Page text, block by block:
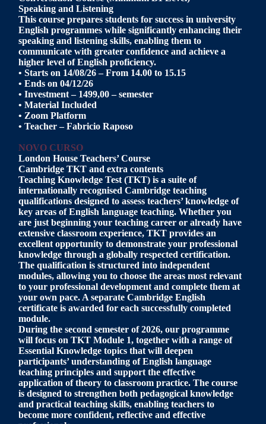
Speaking and Listening
This course prepares students for success in university
English programmes while significantly enhancing their
speaking and listening skills, enabling them to
communicate with greater confidence and achieve a
higher level of English proficiency.
• Starts on 14/08/26 – From 14.00 to 15.15
• Ends on 04/12/26
• Investment – 1499,00 – semester
• Material Included
• Zoom Platform
• Teacher – Fabricio Raposo
NOVO CURSO
London House Teachers’ Course
Cambridge TKT and extra contents
Teaching Knowledge Test (TKT) is a suite of
internationally recognised Cambridge teaching
qualifications designed to assess teachers’ knowledge of
key areas of English language teaching. Whether you
are just beginning your teaching career or already have
extensive classroom experience, TKT provides an
excellent opportunity to demonstrate your professional
knowledge through a globally respected certification.
The qualification is structured into independent
modules, allowing you to choose the areas most relevant
to your professional development and complete them at
your own pace. A separate Cambridge English
certificate is awarded for each successfully completed
module.
During the second semester of 2026, our programme
will focus on TKT Module 1, together with a range of
Essential Knowledge topics that will deepen
participants’ understanding of English language
teaching principles and support the effective
application of theory to classroom practice. The course
is designed to strengthen both pedagogical knowledge
and practical teaching skills, enabling teachers to
become more confident, reflective and effective